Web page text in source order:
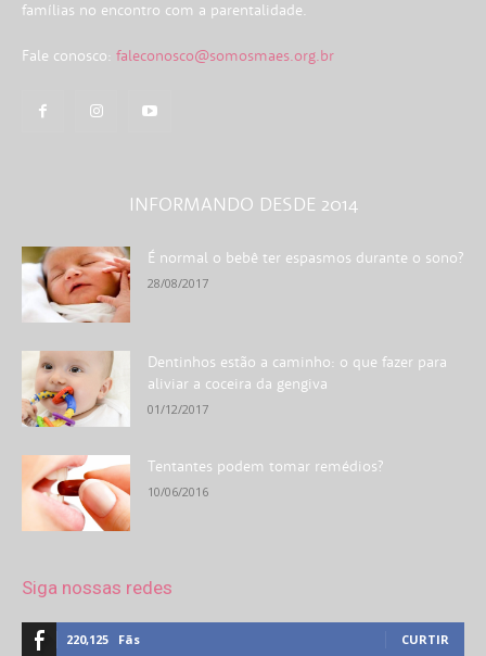
famílias no encontro com a parentalidade.
Fale conosco: faleconosco@somosmaes.org.br
INFORMANDO DESDE 2014
É normal o bebê ter espasmos durante o sono?
28/08/2017
Dentinhos estão a caminho: o que fazer para
aliviar a coceira da gengiva
01/12/2017
Tentantes podem tomar remédios?
10/06/2016
Siga nossas redes
220,125 Fãs CURTIR